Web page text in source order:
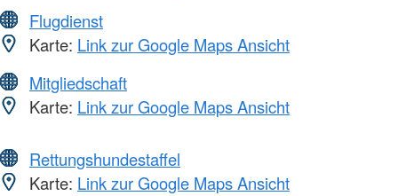
Flugdienst
Karte: Link zur Google Maps Ansicht
Mitgliedschaft
Karte: Link zur Google Maps Ansicht
Rettungshundestaffel
Karte: Link zur Google Maps Ansicht